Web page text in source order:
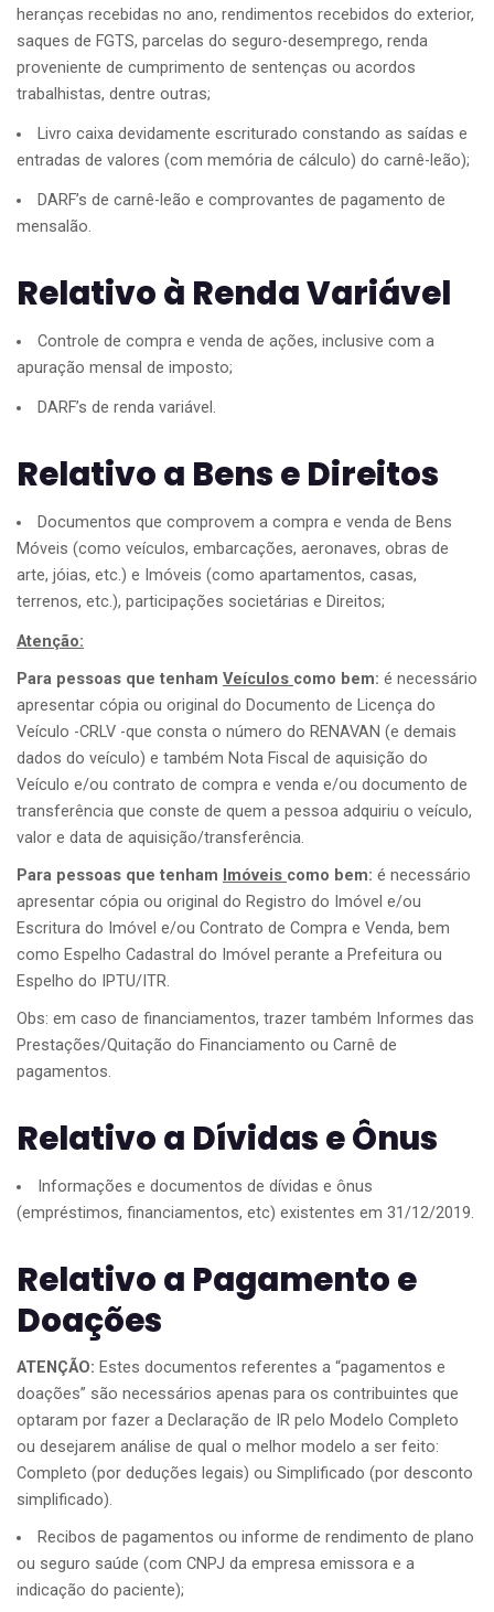
heranças recebidas no ano, rendimentos recebidos do exterior,
saques de FGTS, parcelas do seguro-desemprego, renda
proveniente de cumprimento de sentenças ou acordos
trabalhistas, dentre outras;
Livro caixa devidamente escriturado constando as saídas e
entradas de valores (com memória de cálculo) do carnê-leão);
DARF’s de carnê-leão e comprovantes de pagamento de
mensalão.
Relativo à Renda Variável
Controle de compra e venda de ações, inclusive com a
apuração mensal de imposto;
DARF’s de renda variável.
Relativo a Bens e Direitos
Documentos que comprovem a compra e venda de Bens
Móveis (como veículos, embarcações, aeronaves, obras de
arte, jóias, etc.) e Imóveis (como apartamentos, casas,
terrenos, etc.), participações societárias e Direitos;
Atenção:
Para pessoas que tenham Veículos como bem: é necessário
apresentar cópia ou original do Documento de Licença do
Veículo -CRLV -que consta o número do RENAVAN (e demais
dados do veículo) e também Nota Fiscal de aquisição do
Veículo e/ou contrato de compra e venda e/ou documento de
transferência que conste de quem a pessoa adquiriu o veículo,
valor e data de aquisição/transferência.
Para pessoas que tenham Imóveis como bem: é necessário
apresentar cópia ou original do Registro do Imóvel e/ou
Escritura do Imóvel e/ou Contrato de Compra e Venda, bem
como Espelho Cadastral do Imóvel perante a Prefeitura ou
Espelho do IPTU/ITR.
Obs: em caso de financiamentos, trazer também Informes das
Prestações/Quitação do Financiamento ou Carnê de
pagamentos.
Relativo a Dívidas e Ônus
Informações e documentos de dívidas e ônus
(empréstimos, financiamentos, etc) existentes em 31/12/2019.
Relativo a Pagamento e
Doações
ATENÇÃO: Estes documentos referentes a “pagamentos e
doações” são necessários apenas para os contribuintes que
optaram por fazer a Declaração de IR pelo Modelo Completo
ou desejarem análise de qual o melhor modelo a ser feito:
Completo (por deduções legais) ou Simplificado (por desconto
simplificado).
Recibos de pagamentos ou informe de rendimento de plano
ou seguro saúde (com CNPJ da empresa emissora e a
indicação do paciente);